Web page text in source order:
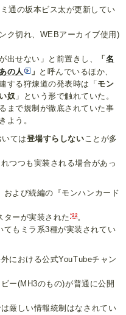
通の坂本ビス太が更新してい
ク切れ、WEBアーカイブ使用)
出せない」と前置きし、 「 名
の人
」 と呼んでいるほか、
する狩煉道の発表時は「 モン
奴 」という形で触れていた。
まで規制が徹底されていた事
よう。
ては登場すらしない ことが多
つつも実装される場合があっ
および続編の『モンハンカード
ターが実装された *22。
てもミラ系3種が実装されてい
における公式YouTubeチャン
ー(MH3のもの)が普通に公開
厳しい情報統制はなされてい